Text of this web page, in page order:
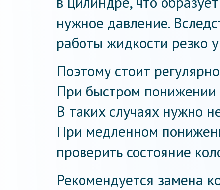
нужное давление.
работы жидкости резко
Поэтому стоит
При быстром понижении
В таких случаях нужно
При медленном
проверить состояние
Рекомендуется замена